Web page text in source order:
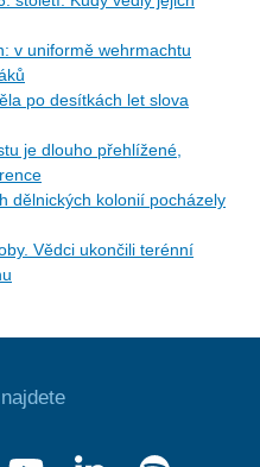
v uniformě wehrmachtu
po desítkách let slova
je dlouho přehlížené,
dělnických kolonií pocházely
Vědci ukončili terénní